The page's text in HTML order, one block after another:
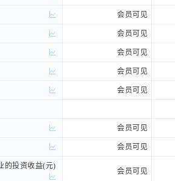
会员可见
会员可见
会员可见
会员可见
会员可见
会员可见
会员可见
投资收益(元)
会员可见
投资收益(元)